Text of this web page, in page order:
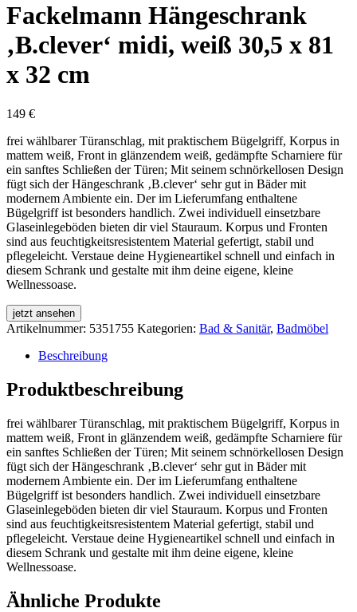
Fackelmann Hängeschrank
‚B.clever‘ midi, weiß 30,5 x 81
x 32 cm
149 €
frei wählbarer Türanschlag, mit praktischem Bügelgriff, Korpus in
mattem weiß, Front in glänzendem weiß, gedämpfte Scharniere für
ein sanftes Schließen der Türen; Mit seinem schnörkellosen Design
fügt sich der Hängeschrank ‚B.clever‘ sehr gut in Bäder mit
modernem Ambiente ein. Der im Lieferumfang enthaltene
Bügelgriff ist besonders handlich. Zwei individuell einsetzbare
Glaseinlegeböden bieten dir viel Stauraum. Korpus und Fronten
sind aus feuchtigkeitsresistentem Material gefertigt, stabil und
pflegeleicht. Verstaue deine Hygieneartikel schnell und einfach in
diesem Schrank und gestalte mit ihm deine eigene, kleine
Wellnessoase.
jetzt ansehen
Artikelnummer: 5351755 Kategorien: Bad & Sanitär, Badmöbel
Beschreibung
Produktbeschreibung
frei wählbarer Türanschlag, mit praktischem Bügelgriff, Korpus in
mattem weiß, Front in glänzendem weiß, gedämpfte Scharniere für
ein sanftes Schließen der Türen; Mit seinem schnörkellosen Design
fügt sich der Hängeschrank ‚B.clever‘ sehr gut in Bäder mit
modernem Ambiente ein. Der im Lieferumfang enthaltene
Bügelgriff ist besonders handlich. Zwei individuell einsetzbare
Glaseinlegeböden bieten dir viel Stauraum. Korpus und Fronten
sind aus feuchtigkeitsresistentem Material gefertigt, stabil und
pflegeleicht. Verstaue deine Hygieneartikel schnell und einfach in
diesem Schrank und gestalte mit ihm deine eigene, kleine
Wellnessoase.
Ähnliche Produkte